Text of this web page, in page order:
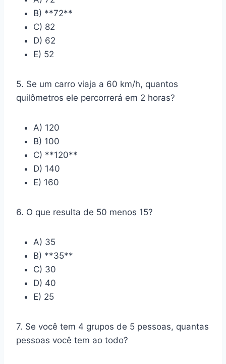
B) **72**
C) 82
D) 62
E) 52
5. Se um carro viaja a 60 km/h, quantos
quilômetros ele percorrerá em 2 horas?
A) 120
B) 100
C) **120**
D) 140
E) 160
6. O que resulta de 50 menos 15?
A) 35
B) **35**
C) 30
D) 40
E) 25
7. Se você tem 4 grupos de 5 pessoas, quantas
pessoas você tem ao todo?